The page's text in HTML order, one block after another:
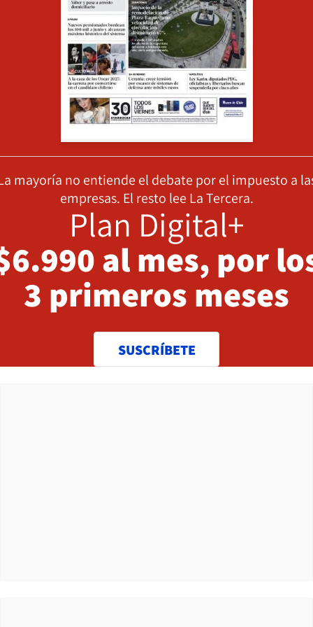
mayoría no entiende el debate por el impuesto a
empresas. El resto lee La Tercera.
Plan Digital+
al mes, por
3 primeros meses
SUSCRÍBETE